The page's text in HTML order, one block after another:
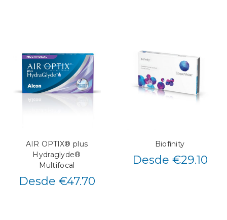
AIR OPTIX® plus
Hydraglyde®
Multifocal
Desde €47.70
Biofinity
Desde €29.10